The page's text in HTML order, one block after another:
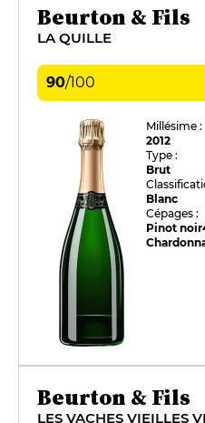
Beurton & Fils
LA QUILLE
90/100
Millésime :
2012
Type :
Brut
Blanc
Cépages :
Pinot noir
Beurton & Fils
LES VACHES VIEILLES